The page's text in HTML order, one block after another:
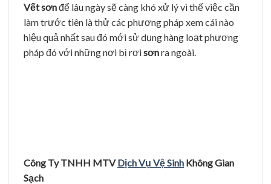
Vết sơnđể lâu ngày sẽ càng khó xử lý vì thế việc cần
làm trước tiên là thử các phương pháp xem cái nào
hiệu quả nhất sau đó mới sử dụng hàng loạt phương
pháp đó với những nơi bị rơisơnra ngoài.
Công Ty TNHH MTVDịch Vụ Vệ Sinh Không Gian
Sạch